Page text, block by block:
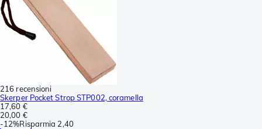
216 recensioni
Skerper Pocket Strop STP002, coramella
17,60 €
20,00 €
-12%Risparmia 2,40